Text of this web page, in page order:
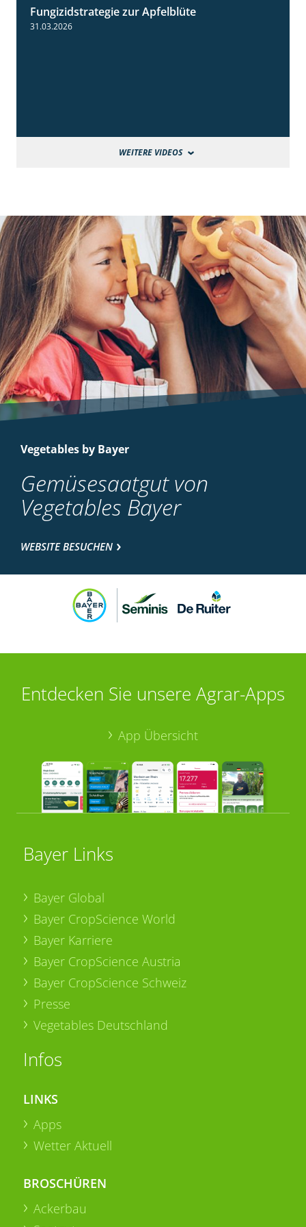
Fungizidstrategie zur Apfelblüte
31.03.2026
WEITERE VIDEOS
Vegetables by Bayer
Gemüsesaatgut von
Vegetables Bayer
WEBSITE BESUCHEN
Entdecken Sie unsere Agrar-Apps
App Übersicht
Bayer Links
Bayer Global
Bayer CropScience World
Bayer Karriere
Bayer CropScience Austria
Bayer CropScience Schweiz
Presse
Vegetables Deutschland
Infos
LINKS
Apps
Wetter Aktuell
BROSCHÜREN
Ackerbau